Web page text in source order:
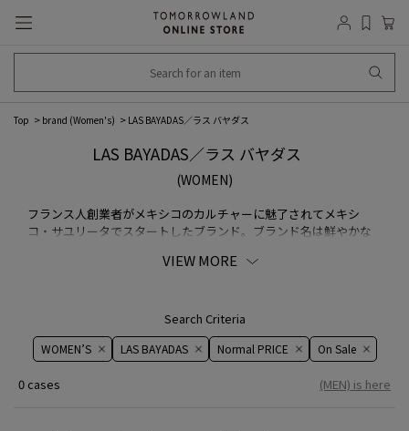
Top brand (Women's) LAS BAYADAS／ラス バヤダス
LAS BAYADAS／ラス バヤダス
(WOMEN)
フランス人創業者がメキシコのカルチャーに魅了されてメキシ
コ・サユリータでスタートしたブランド。ブランド名は鮮やかな
仕入れたリサイクルコットンやリサイクルプラスチックを用い、
VIEW MORE
Search Criteria
WOMEN’S LAS BAYADAS Normal PRICE On ​​Sale​​
0 cases (MEN) is here